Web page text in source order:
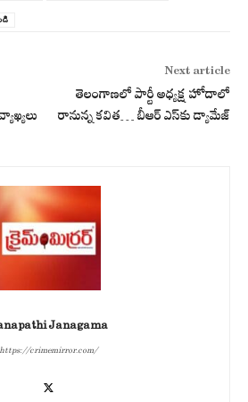
Next article
తెలంగాణలో పార్టీ అధ్య‌క్ష హోదాలో
రానున్న క‌విత‌… బీఆర్ ఎస్‌కు డ్యామేజ్‌
Janagama
https://crimemirror.com/